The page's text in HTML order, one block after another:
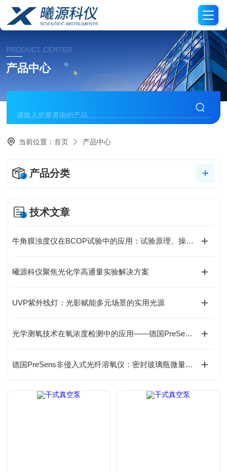
PRODUCT CENTER
产品中心
当前位置：首页 产品中心
产品分类
技术文章
牛角膜浊度仪在BCOP试验中的应用：试验原理、操作流程及IVIS/LIS选型
曦源科仪聚焦光化学高通量实验解决方案
UVP紫外线灯：光影赋能多元场景的实用光源
光学测氧技术在氧浓度检测中的应用——德国PreSens OXY-1 SMA-BT氧检测方案
德国PreSens非侵入式光纤溶氧仪：密封玻璃瓶微量测氧分析仪